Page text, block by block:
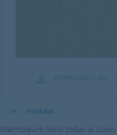
Produtos
Marmoleum Solid todas as cores